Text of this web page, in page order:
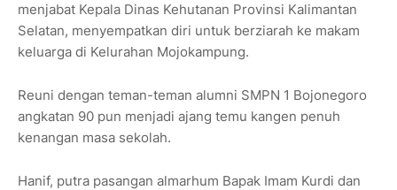
menjabat Kepala Dinas Kehutanan Provinsi Kalimantan
Selatan, menyempatkan diri untuk berziarah ke makam
keluarga di Kelurahan Mojokampung.
Reuni dengan teman-teman alumni SMPN 1 Bojonegoro
angkatan 90 pun menjadi ajang temu kangen penuh
kenangan masa sekolah.
Hanif, putra pasangan almarhum Bapak Imam Kurdi dan